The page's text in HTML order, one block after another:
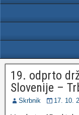
19. odprto
Slovenije –
Skrbnik 17. 10.